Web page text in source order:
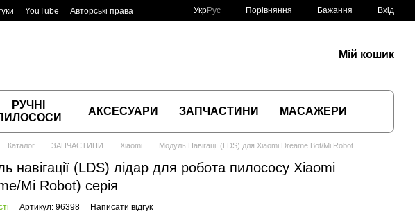
YouTube
Авторські права
УкрРус Порівняння Бажання Вхід
Мій кошик
РУЧНІ
АКСЕСУАРИ ЗАПЧАСТИНИ МАСАЖЕРИ
Каталог ЗАПЧАСТИНИ Xiaomi Модуль Навігації (LDS) для Xiaomi Dreame Bot/Mi Robot
навігації (LDS) лідар для робота пилососу Xiaomi
Mi Robot) серія
Артикул: 96398 Написати відгук